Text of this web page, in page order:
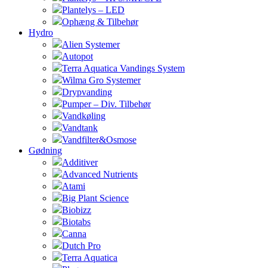
Plantelys – LED
Ophæng & Tilbehør
Hydro
Alien Systemer
Autopot
Terra Aquatica Vandings System
Wilma Gro Systemer
Drypvanding
Pumper – Div. Tilbehør
Vandkøling
Vandtank
Vandfilter&Osmose
Gødning
Additiver
Advanced Nutrients
Atami
Big Plant Science
Biobizz
Biotabs
Canna
Dutch Pro
Terra Aquatica